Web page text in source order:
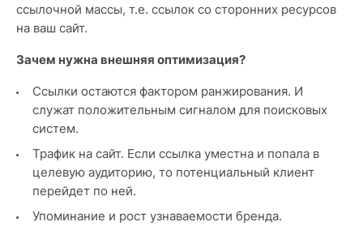
ссылочной массы, т.е. ссылок со сторонних ресурсов
на ваш сайт.
Зачем нужна внешняя оптимизация?
Ссылки остаются фактором ранжирования. И
служат положительным сигналом для поисковых
систем.
Трафик на сайт. Если ссылка уместна и попала в
целевую аудиторию, то потенциальный клиент
перейдет по ней.
Упоминание и рост узнаваемости бренда.